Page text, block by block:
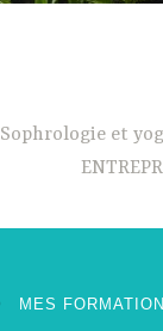
Sophrologie et
MES